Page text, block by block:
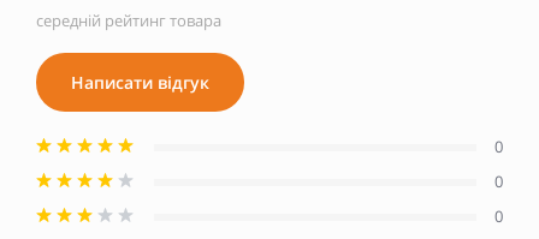
середній рейтинг товара
Написати відгук
0
0
0